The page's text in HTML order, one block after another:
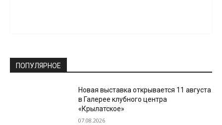
ПОПУЛЯРНОЕ
Новая выставка открывается 11 августа
в Галерее клубного центра
«Крылатское»
07.08.2026